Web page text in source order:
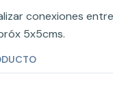
conexiones
5x5cms.